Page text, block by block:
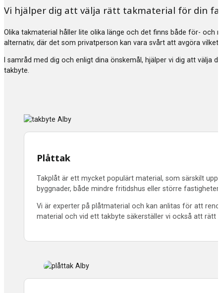
Vi hjälper dig att välja rätt takmaterial för din
Olika takmaterial håller lite olika länge och det finns både för- och
alternativ, där det som privatperson kan vara svårt att avgöra
I samråd med dig och enligt dina önskemål, hjälper vi dig att
takbyte.
Plåttak
Takplåt är ett mycket populärt material, som särskilt
byggnader, både mindre fritidshus eller större
Vi är experter på plåtmaterial och kan anlitas för att
material och vid ett takbyte säkerställer vi också att rätt